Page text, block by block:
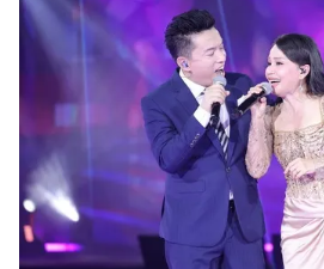
Y tế
Tin tức
Thế giới đó đây
Câu chuyện quốc tế
Kinh tế
Tài chính
Thị trường
Dữ liệu và đời sống